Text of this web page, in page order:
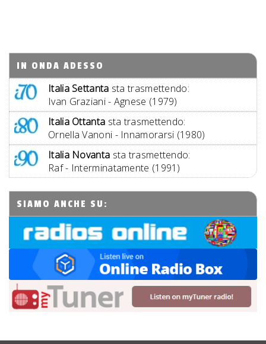
IN ONDA ADESSO
Italia Settanta sta trasmettendo:
Ivan Graziani - Agnese (1979)
Italia Ottanta sta trasmettendo:
Ornella Vanoni - Innamorarsi (1980)
Italia Novanta sta trasmettendo:
Raf - Interminatamente (1991)
SIAMO ANCHE SU: